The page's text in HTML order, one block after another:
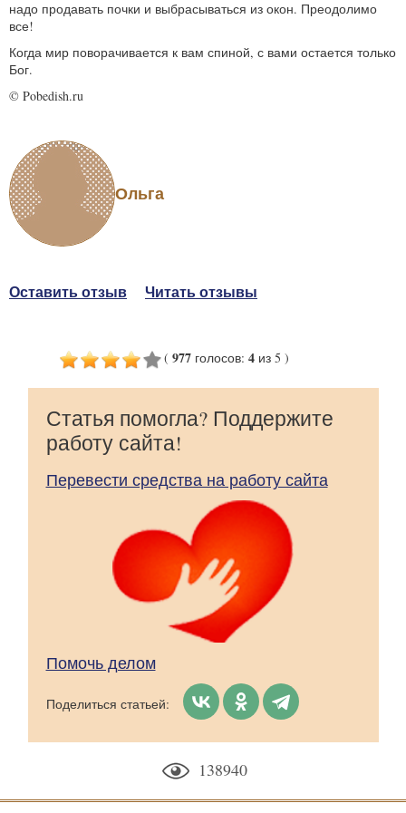
надо продавать почки и выбрасываться из окон. Преодолимо
все!
Когда мир поворачивается к вам спиной, с вами остается только
Бог.
© Pobedish.ru
Ольга
Оставить отзыв Читать отзывы
( 977 голосов: 4из 5 )
Статья помогла? Поддержите
работу сайта!
Перевести средства на работу сайта
Помочь делом
Поделиться статьей:
138940